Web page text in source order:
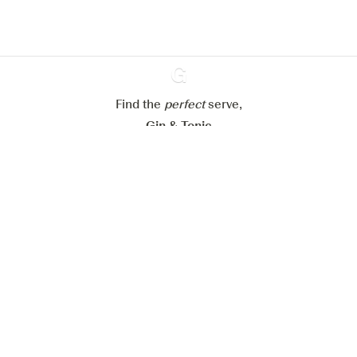
Ginventory
Find the perfectserve,
Gin & Tonic